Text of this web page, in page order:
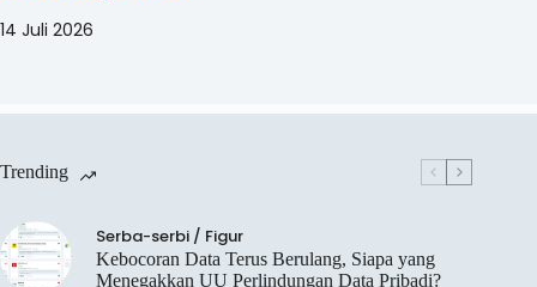
14 Juli 2026
Trending
Serba-serbi / Figur
Kebocoran Data Terus Berulang, Siapa yang
Menegakkan UU Perlindungan Data Pribadi?